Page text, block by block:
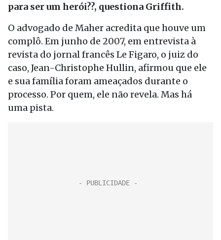
para ser um herói??, questiona Griffith.
O advogado de Maher acredita que houve um
complô. Em junho de 2007, em entrevista à
revista do jornal francês Le Figaro, o juiz do
caso, Jean-Christophe Hullin, afirmou que ele
e sua família foram ameaçados durante o
processo. Por quem, ele não revela. Mas há
uma pista.